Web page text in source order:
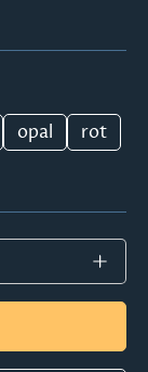
verfügbar.)
opal
rot